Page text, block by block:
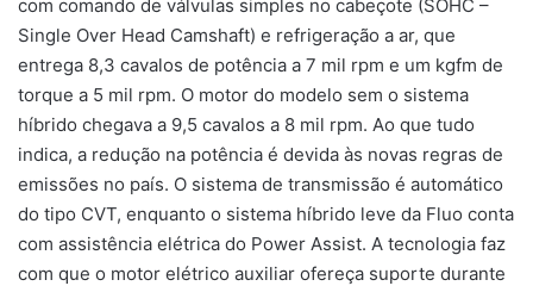
com comando de válvulas simples no cabeçote (SOHC –
Single Over Head Camshaft) e refrigeração a ar, que
entrega 8,3 cavalos de potência a 7 mil rpm e um kgfm de
torque a 5 mil rpm. O motor do modelo sem o sistema
híbrido chegava a 9,5 cavalos a 8 mil rpm. Ao que tudo
indica, a redução na potência é devida às novas regras de
emissões no país. O sistema de transmissão é automático
do tipo CVT, enquanto o sistema híbrido leve da Fluo conta
com assistência elétrica do Power Assist. A tecnologia faz
com que o motor elétrico auxiliar ofereça suporte durante